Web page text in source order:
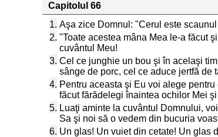
Capitolul 66
1. Aşa zice Domnul: "Cerul este
2. "Toate acestea mâna Mea le-a făcut
cuvântul Meu!
3. Cel ce junghie un bou şi în acelaşi
sânge de porc, cel ce aduce jertfă
4. Pentru aceasta şi Eu voi alege
făcut fărădelegi înaintea ochilor Mei
5. Luaţi aminte la cuvântul Domnului,
Sa şi noi să o vedem din bucuria
6. Un glas! Un vuiet din cetate! Un glas